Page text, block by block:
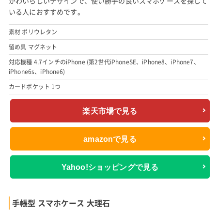
いる人におすすめです。
素材 ポリウレタン
留め具 マグネット
対応機種 4.7インチのiPhone (第2世代iPhoneSE、iPhone8、iPhone7、
iPhone6s、iPhone6)
カードポケット 1つ
楽天市場で見る
amazonで見る
Yahoo!ショッピングで見る
手帳型 スマホケース 大理石